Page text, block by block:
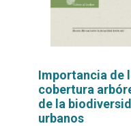
Importancia de
cobertura
de la
urbanos